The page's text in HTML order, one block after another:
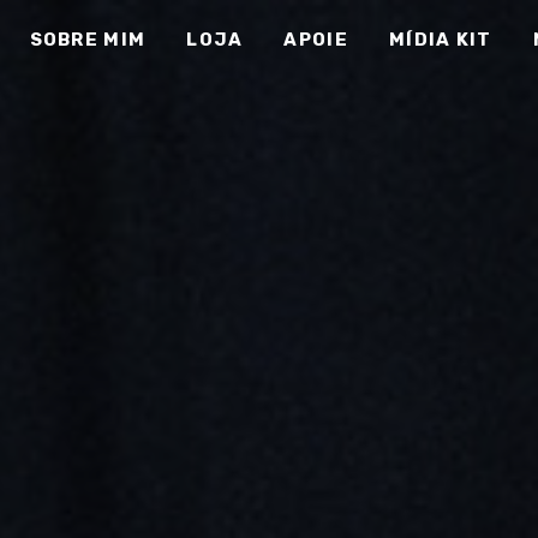
SOBRE MIM LOJA APOIE MÍDIA KIT